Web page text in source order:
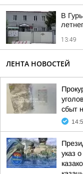
В
13:49
ЛЕНТА НОВОСТЕЙ
сбыт
указ